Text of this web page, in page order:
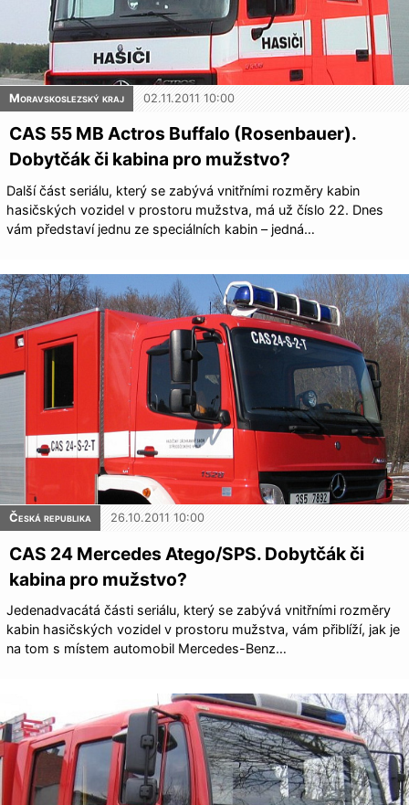
Moravskoslezský kraj 02.11.2011 10:00
CAS 55 MB Actros Buffalo (Rosenbauer).
Dobytčák či kabina pro mužstvo?
Další část seriálu, který se zabývá vnitřními rozměry kabin
hasičských vozidel v prostoru mužstva, má už číslo 22. Dnes
vám představí jednu ze speciálních kabin – jedná…
Česká republika 26.10.2011 10:00
CAS 24 Mercedes Atego/SPS. Dobytčák či
kabina pro mužstvo?
Jedenadvacátá části seriálu, který se zabývá vnitřními rozměry
kabin hasičských vozidel v prostoru mužstva, vám přiblíží, jak je
na tom s místem automobil Mercedes-Benz…